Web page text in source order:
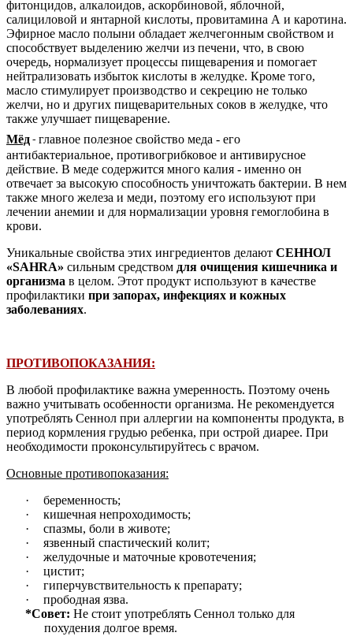
фитонцидов, алкалоидов, аскорбиновой, яблочной,
салициловой и янтарной кислоты, провитамина А и каротина.
Эфирное масло полыни обладает желчегонным свойством и
способствует выделению желчи из печени, что, в свою
очередь, нормализует процессы пищеварения и помогает
нейтрализовать избыток кислоты в желудке. Кроме того,
масло стимулирует производство и секрецию не только
желчи, но и других пищеварительных соков в желудке, что
также улучшает пищеварение.
Мёд - главное полезное свойство меда - его
антибактериальное, противогрибковое и антивирусное
действие. В меде содержится много калия - именно он
отвечает за высокую способность уничтожать бактерии. В нем
также много железа и меди, поэтому его используют при
лечении анемии и для нормализации уровня гемоглобина в
крови.
Уникальные свойства этих ингредиентов делают СЕННОЛ
«SAHRA» сильным средством для очищения кишечника и
организма в целом. Этот продукт используют в качестве
профилактики при запорах, инфекциях и кожных
заболеваниях.
ПРОТИВОПОКАЗАНИЯ:
В любой профилактике важна умеренность. Поэтому очень
важно учитывать особенности организма. Не рекомендуется
употреблять Сеннол при аллергии на компоненты продукта, в
период кормления грудью ребенка, при острой диарее. При
необходимости проконсультируйтесь с врачом.
Основные противопоказания:
·
беременность;
·
кишечная непроходимость;
·
спазмы, боли в животе;
·
язвенный спастический колит;
·
желудочные и маточные кровотечения;
·
цистит;
·
гиперчувствительность к препарату;
·
прободная язва.
*Совет: Не стоит употреблять Сеннол только для
похудения долгое время.